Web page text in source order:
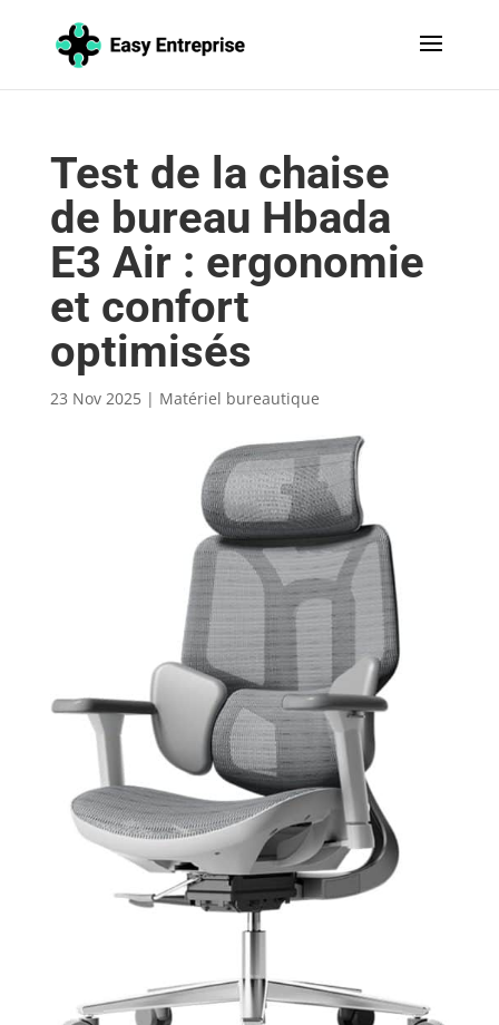
Test de la chaise
de bureau Hbada
E3 Air : ergonomie
et confort
optimisés
23 Nov 2025| Matériel bureautique